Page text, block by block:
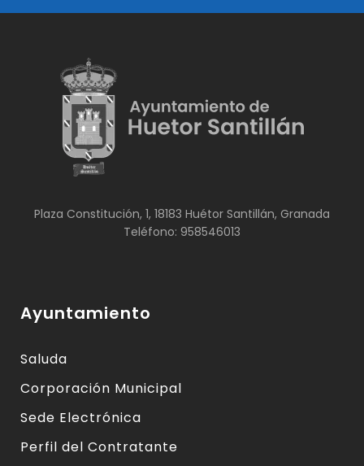
Plaza Constitución, 1, 18183 Huétor Santillán, Granada
Teléfono: 958546013
Ayuntamiento
Saluda
Corporación Municipal
Sede Electrónica
Perfil del Contratante